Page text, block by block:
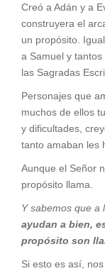
Creó a Adán y a
construyera el
un propósito.
a Samuel y
las Sagradas
Personajes que
muchos de ellos
y dificultades,
tanto amaban les
Aunque el Señor
propósito llama.
Y sabemos que a
ayudan a bien,
propósito son
Si esto es así,